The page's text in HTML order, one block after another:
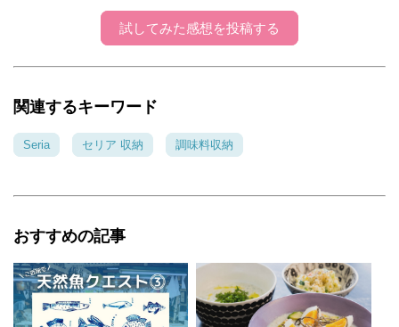
試してみた感想を投稿する
関連するキーワード
Seria セリア 収納 調味料収納
おすすめの記事